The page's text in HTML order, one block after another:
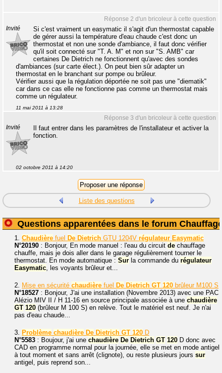
Réponse 2 d'un bricoleur à cette question
Invité
Si c'est vraiment un easymatic il s'agit d'un thermostat capable
de gérer aussi la température d'eau chaude c'est donc un
thermostat et non une sonde d'ambiance, il faut donc vérifier
qu'il soit connecté sur "T. A. M" et non sur "S. AMB" car
certaines De Dietrich ne fonctionnent qu'avec des sondes
d'ambiances (sur carte élect.). On peut bien sûr adapter un
thermostat en le branchant sur pompe ou brûleur.
Vérifier aussi que la régulation déportée ne soit pas une "diematik"
car dans ce cas elle ne fonctionne pas comme un thermostat mais
comme un régulateur.
11 mai 2011 à 13:28
Réponse 3 d'un bricoleur à cette question
Invité
Il faut entrer dans les paramètres de l'installateur et activer la
fonction.
02 octobre 2011 à 14:20
Liste des questions
Questions apparentées dans le forum
1. Chaudière fuel De Dietrich GTU 1204V régulateur Easymatic
N°20190 : Bonjour, En mode manuel : l'eau du circuit de chauffage
chauffe, mais je dois aller dans le garage régulièrement tourner le
thermostat. En mode automatique : Sur la commande du régulateur
Easymatic, les voyants brûleur et...
2. Mise en sécurité chaudière fuel De Dietrich GT 120 brûleur M100 S
N°18527 : Bonjour, J'ai une installation (Novembre 2013) avec une PAC
Alézio MIV II / H 11-16 en source principale associée à une chaudière
GT 120 (brûleur M 100 S) en relève. Tout le matériel est neuf. Je n'ai
pas d'eau chaude...
3. Problème chaudière De Dietrich GT 120 D
N°5583 : Boujour, j'ai une chaudière De Dietrich GT 120 D donc avec
CAD en programme normal pour la journée, elle se met en mode antigel
à tout moment et sans arrêt (clignote), ou reste plusieurs jours sur
antigel, puis reprend son...